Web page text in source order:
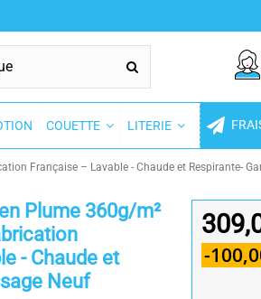
COUETTE LITERIE
Française – Lavable - Chaude et Respirante-
Plume 360g/m²
- Chaude et
Neuf
-